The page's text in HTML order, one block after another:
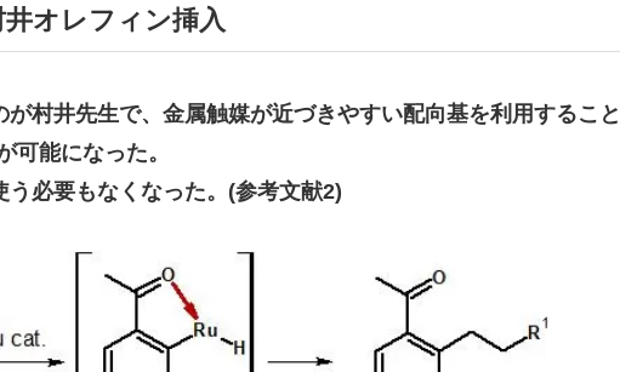
オレフィン挿入
が村井先生で、金属触媒が近づきやすい配向基を利用するこ
可能になった。
う必要もなくなった。(参考文献2)